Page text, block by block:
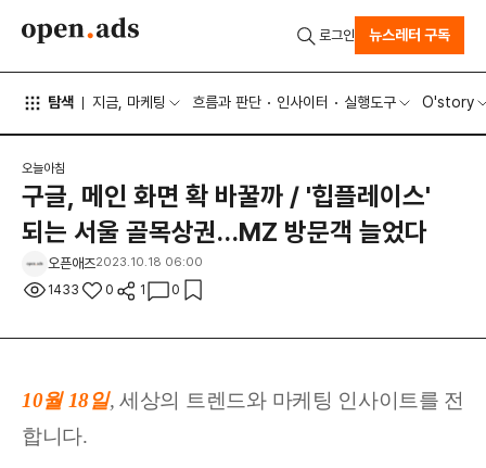
탐색 지금, 마케팅 흐름과 판단 인사이터 실행도구 O'story
로그인 뉴스레터 구독
오늘아침
구글, 메인 화면 확 바꿀까 / '힙플레이스'
되는 서울 골목상권…MZ 방문객 늘었다
오픈애즈2023.10.18 06:00
1433 0 1 0
10월 18일,세상의 트렌드와 마케팅 인사이트를 전
합니다.